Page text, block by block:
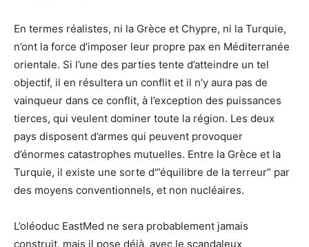
En termes réalistes, ni la Grèce et Chypre, ni la Turquie,
n’ont la force d’imposer leur propre pax en Méditerranée
orientale. Si l’une des parties tente d’atteindre un tel
objectif, il en résultera un conflit et il n’y aura pas de
vainqueur dans ce conflit, à l’exception des puissances
tierces, qui veulent dominer toute la région. Les deux
pays disposent d’armes qui peuvent provoquer
d’énormes catastrophes mutuelles. Entre la Grèce et la
Turquie, il existe une sorte d'”équilibre de la terreur” par
des moyens conventionnels, et non nucléaires.
L’oléoduc EastMed ne sera probablement jamais
construit, mais il pose déjà, avec le scandaleux